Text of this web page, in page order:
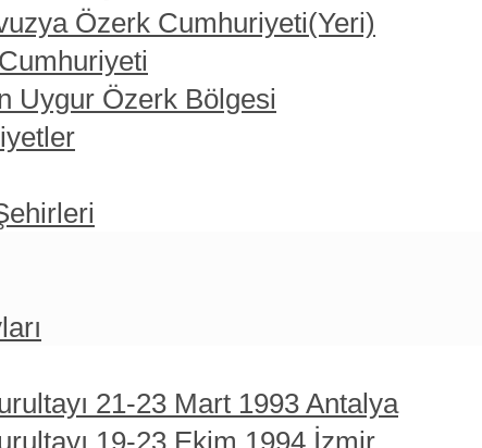
Özerk Cumhuriyeti(Yeri)
Uygur Özerk Bölgesi
21-23 Mart 1993 Antalya
19-23 Ekim 1994 İzmir